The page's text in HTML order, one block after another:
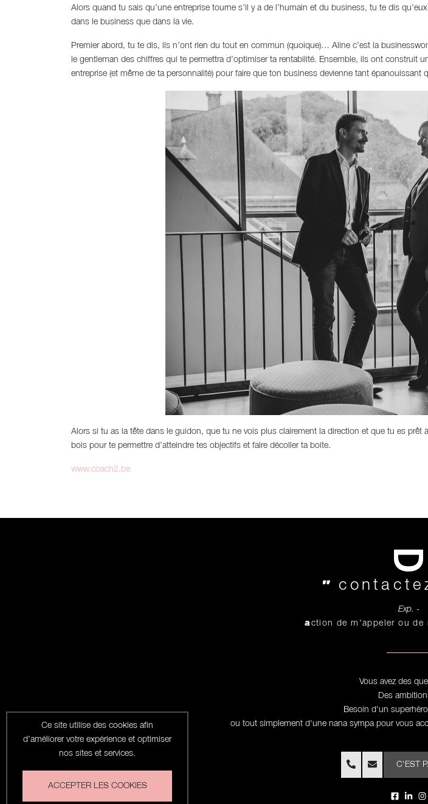
Alors quand tu sais qu’une entreprise tourne s’il y a de l’humain et du business, tu te dis
dans le business que dans la vie.
Premier abord, tu te dis, ils n’ont rien du tout en commun (quoique)… Aline c’est la
le gentleman des chiffres qui te permettra d’optimiser ta rentabilité. Ensemble, ils ont construit
entreprise (et même de ta personnalité) pour faire que ton business devienne tant
Alors si tu as la tête dans le guidon, que tu ne vois plus clairement la direction et que tu es
bois pour te permettre d’atteindre tes objectifs et faire décoller ta boite.
www.coach2.be
Exp. -
a ction de m'appeler ou de
Vous avez des
Des
Besoin d'un
ou tout simplement d'une nana sympa pour vous
C'EST
Ce site utilise des cookies afin
d’améliorer votre expérience et optimiser
nos sites et services.
ACCEPTER LES COOKIES